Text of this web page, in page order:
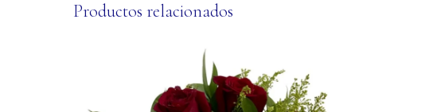
Productos relacionados